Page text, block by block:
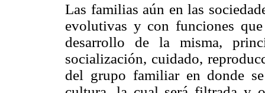
Las familias aún en las
evolutivas y con funciones
desarrollo de la misma,
socialización, cuidado,
del grupo familiar en donde